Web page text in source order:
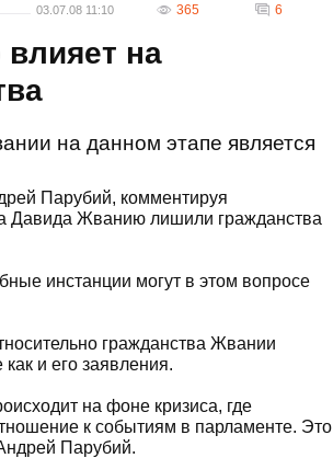
03.07.08 11:10 365 6
на
на данном этапе является
Парубий, комментируя
Давида Жванию лишили гражданства
инстанции могут в этом вопросе
гражданства Жвании
и его заявления.
на фоне кризиса, где
к событиям в парламенте. Это
Парубий.